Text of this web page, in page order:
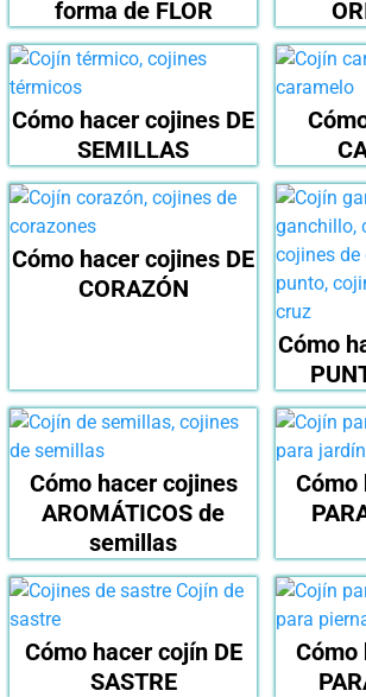
forma de FLOR
Cómo hacer cojines DE
SEMILLAS
Cómo hacer cojines DE
CORAZÓN
Cómo
Cómo hacer cojines
AROMÁTICOS de
semillas
Cómo
Cómo hacer cojín DE
SASTRE
Cómo